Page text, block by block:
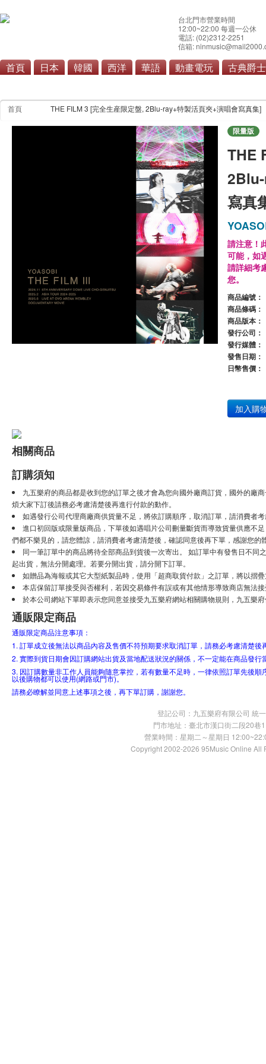
台北門市營業時間
12:00~22:00 每週一公休
電話: (02)2312-2251
信箱:
首頁 日本 韓國 西洋 華語 動畫電玩 古典爵士
首頁 THE FILM 3 [完全生産限定盤, 2Blu-ray+特製活頁夾+演唱會寫真集]
限量版
THE
寫真
請注意！
可能，如
請詳細考
您。
商品編號：
商品條碼：
商品版本：
發行公司：
發行媒體：
發售日期：
日幣售價：
加入購
相關商品
訂購須知
九五樂府的商品都是收到您的訂單之後才會為您向國外廠商訂貨，國外的廠
煩大家下訂後請務必考慮清楚後再進行付款的動作。
如遇發行公司代理商廠商供貨量不足，將依訂購順序，取消訂單，請消費者
進口初回版或限量版商品，下單後如遇唱片公司刪量斷貨而導致貨量供應不
們都不樂見的，請您體諒，請消費者考慮清楚後，確認同意後再下單，感謝您的
同一筆訂單中的商品將待全部商品到貨後一次寄出。 如訂單中有發售日不同
起出貨，無法分開處理。若要分開出貨，請分開下訂單。
如贈品為海報或其它大型紙製品時，使用「超商取貨付款」之訂單，將以摺
本店保留訂單接受與否權利，若因交易條件有誤或有其他情形導致商店無法
於本公司網站下單即表示您同意並接受九五樂府網站相關購物規則，九五樂
通販限定商品
通販限定商品注意事項：
1. 訂單成立後無法以商品內容及售價不符預期要求取消訂單，請務必考慮清楚後
2. 實際到貨日期會因訂購網站出貨及當地配送狀況的關係，不一定能在商品發行
3. 因訂購數量非工作人員能夠隨意掌控，若有數量不足時，一律依照訂單先後
以後購物都可以使用(網路或門市)。
請務必瞭解並同意上述事項之後，再下單訂購，謝謝您。
登記公司：九五樂府有限公司 統
門市地址：臺北市漢口街二段20
營業時間：星期二～星期日
Copyright 2002-2026 95Music Online All